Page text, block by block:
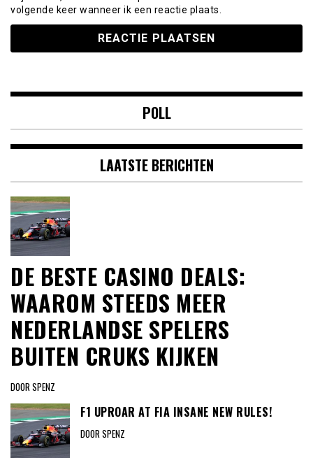
volgende keer wanneer ik een reactie plaats.
POLL
LAATSTE BERICHTEN
DE BESTE CASINO DEALS:
WAAROM STEEDS MEER
NEDERLANDSE SPELERS
BUITEN CRUKS KIJKEN
DOOR SPENZ
F1 UPROAR AT FIA INSANE NEW RULES!
DOOR SPENZ